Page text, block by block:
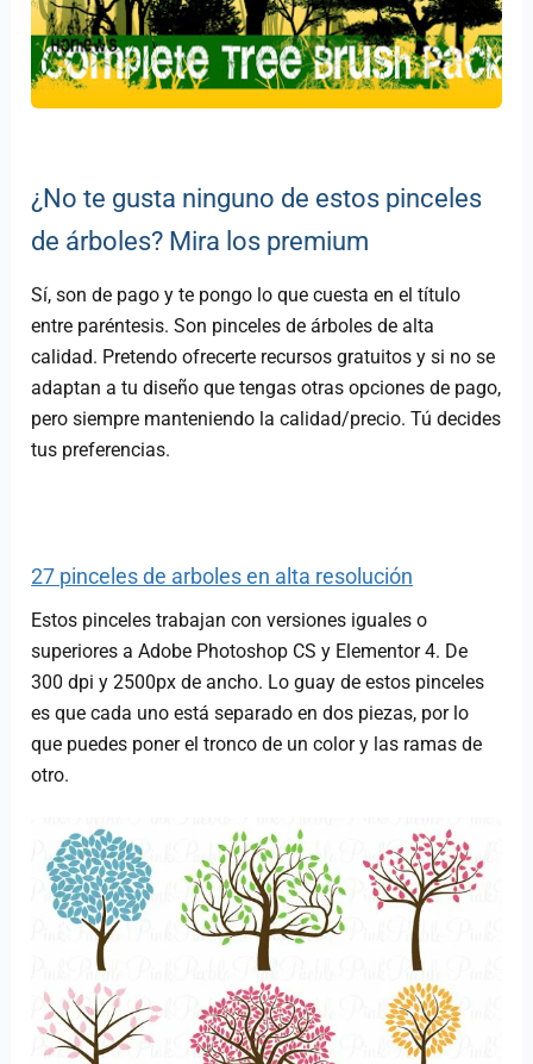
¿No te gusta ninguno de estos pinceles
de árboles? Mira los premium
Sí, son de pago y te pongo lo que cuesta en el título
entre paréntesis. Son pinceles de árboles de alta
calidad. Pretendo ofrecerte recursos gratuitos y si no se
adaptan a tu diseño que tengas otras opciones de pago,
pero siempre manteniendo la calidad/precio. Tú decides
tus preferencias.
27 pinceles de arboles en alta resolución
Estos pinceles trabajan con versiones iguales o
superiores a Adobe Photoshop CS y Elementor 4. De
300 dpi y 2500px de ancho. Lo guay de estos pinceles
es que cada uno está separado en dos piezas, por lo
que puedes poner el tronco de un color y las ramas de
otro.